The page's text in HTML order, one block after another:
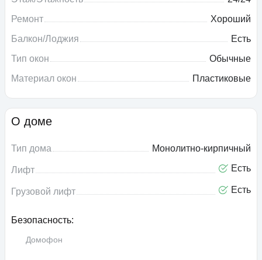
Ремонт
Хороший
Балкон/Лоджия
Есть
Тип окон
Обычные
Материал окон
Пластиковые
О доме
Тип дома Монолитно-кирпичный
Лифт Есть
Грузовой лифт Есть
Безопасность:
Домофон